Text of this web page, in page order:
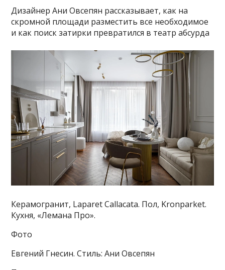
Дизайнер Ани Овсепян рассказывает, как на
скромной площади разместить все необходимое
и как поиск затирки превратился в театр абсурда
Керамогранит, Laparet Callacata. Пол, Kronparket.
Кухня, «Лемана Про».
Фото
Евгений Гнесин. Стиль: Ани Овсепян